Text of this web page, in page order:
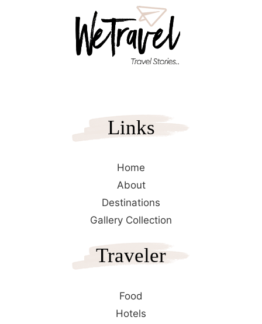
Links
Home
About
Destinations
Gallery Collection
Traveler
Food
Hotels